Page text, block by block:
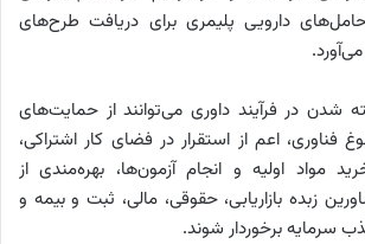
دارویی پلیمری برای دریافت طرح‌های
شدن در فرآیند داوری می‌توانند از حمایت‌های
اعم از استقرار در فضای کار اشتراکی،
مواد اولیه و انجام آزمون‌ها، بهره‌مندی از
زبده بازاریابی، حقوقی، مالی، ثبت و بیمه و
سرمایه برخوردار شوند.